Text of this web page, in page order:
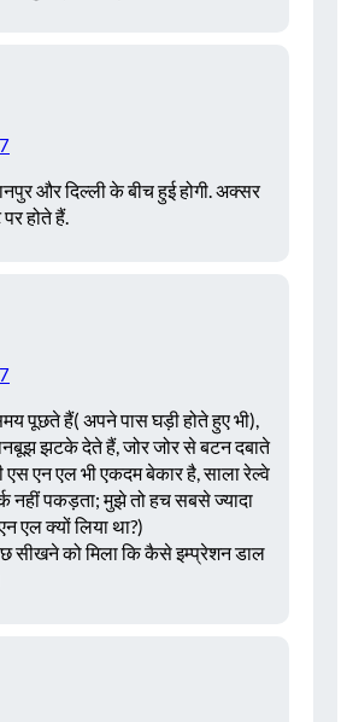
और दिल्ली के बीच हुई होगी. अक्सर
होते हैं.
पूछते हैं( अपने पास घड़ी होते हुए भी),
झटके देते हैं, जोर जोर से बटन दबाते
एन एल भी एकदम बेकार है, साला रेल्वे
नहीं पकड़ता; मुझे तो हच सबसे ज्यादा
एल क्यों लिया था?)
को मिला कि कैसे इम्प्रेशन डाल